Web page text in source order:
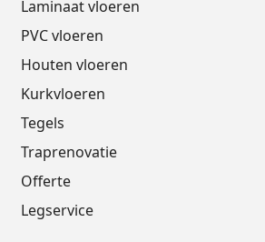
Laminaat vloeren
PVC vloeren
Houten vloeren
Kurkvloeren
Tegels
Traprenovatie
Offerte
Legservice